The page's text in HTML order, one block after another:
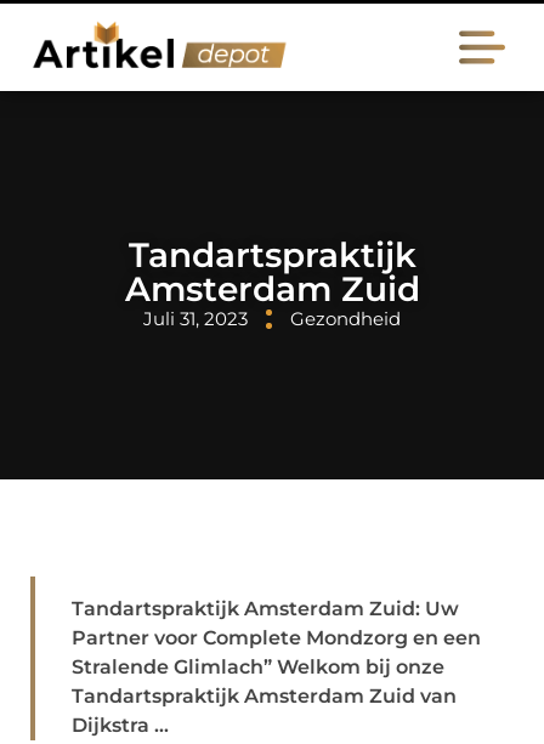
Tandartspraktijk
Amsterdam Zuid
Juli 31, 2023 Gezondheid
Tandartspraktijk Amsterdam Zuid: Uw
Partner voor Complete Mondzorg en een
Stralende Glimlach” Welkom bij onze
Tandartspraktijk Amsterdam Zuid van
Dijkstra ...